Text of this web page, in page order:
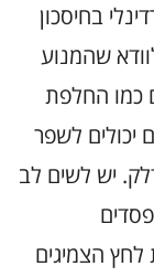
בחיסכון
שהמנוע
כמו החלפת
יכולים לשפר
יש לשים לב
הצמיגים